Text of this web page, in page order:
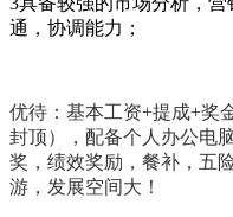
通，协调能力；
优待：基本工资+提成+奖
封顶），配备个人办公电
奖，绩效奖励，餐补，五
游，发展空间大！